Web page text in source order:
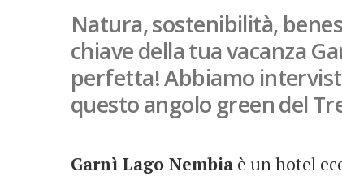
Natura, sostenibilità,
chiave della tua vacanza
perfetta! Abbiamo
questo angolo green del
Garnì Lago Nembia è un hotel